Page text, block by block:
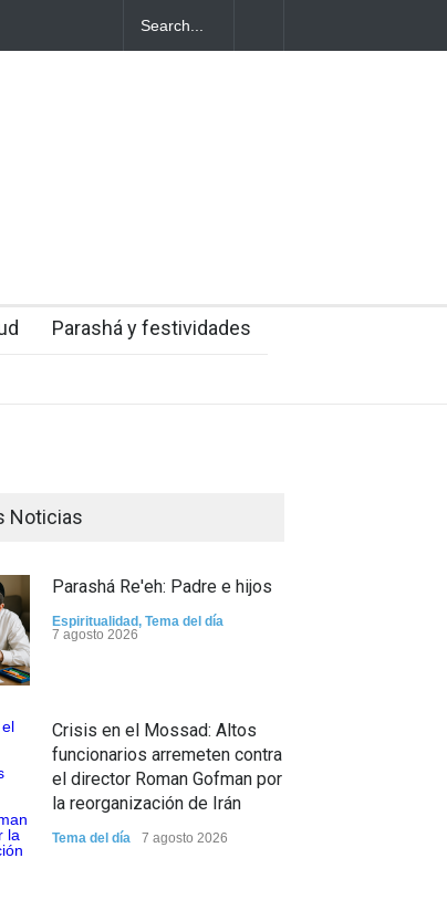
Parashá y festividades
Noticias
Parashá Re'eh: Padre e hijos
Espiritualidad, Tema del día
7 agosto 2026
Crisis en el Mossad: Altos
funcionarios arremeten contra
el director Roman Gofman por
la reorganización de Irán
Tema del día 7 agosto 2026